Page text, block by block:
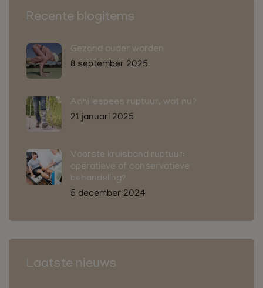
Recente blogitems
Gezond ouder worden
8 september 2025
Achillespees ruptuur, wat nu?
21 januari 2025
Voorste kruisband ruptuur:
operatieve of conservatieve
behandeling?
5 december 2024
Laatste nieuws